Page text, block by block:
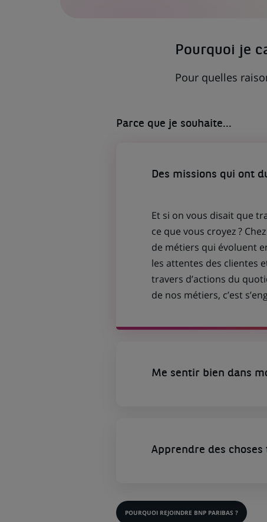
Pourquoi je
Pour quelles
Parce que je souhaite...
Des missions qui ont
Et si on vous disait que
ce que vous croyez ?
de métiers qui évoluent
les attentes des clientes
travers d’actions du
de nos métiers, c’est
Me sentir bien dans
Apprendre des choses
POURQUOI REJOINDRE BNP PARIBAS ?